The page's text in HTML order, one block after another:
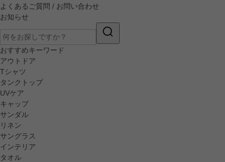
よくあるご質問 / お問い合わせ
お知らせ
おすすめキーワード
アウトドア
Tシャツ
タンクトップ
UVケア
キャップ
サンダル
リネン
サングラス
インテリア
タオル